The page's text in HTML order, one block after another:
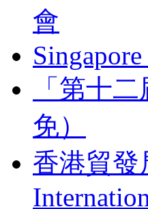
會
「第十
免）
香港貿發